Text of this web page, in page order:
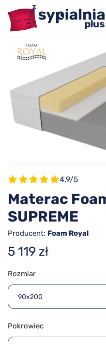
4.9/5
Materac
SUPREME
Producent: Foam Royal
5 119 zł
Rozmiar
90x200
Pokrowiec